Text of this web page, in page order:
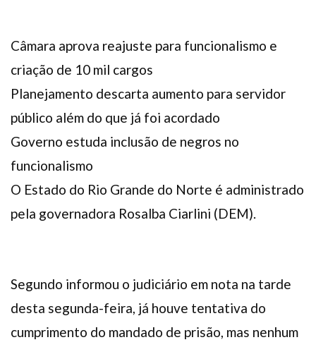
Câmara aprova reajuste para funcionalismo e
criação de 10 mil cargos
Planejamento descarta aumento para servidor
público além do que já foi acordado
Governo estuda inclusão de negros no
funcionalismo
O Estado do Rio Grande do Norte é administrado
pela governadora Rosalba Ciarlini (DEM).
Segundo informou o judiciário em nota na tarde
desta segunda-feira, já houve tentativa do
cumprimento do mandado de prisão, mas nenhum